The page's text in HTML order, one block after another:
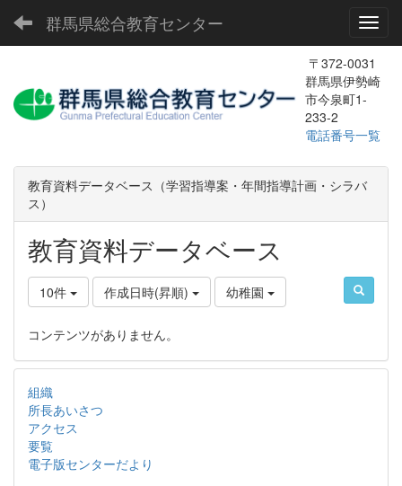
群馬県総合教育センター
〒372-0031
群馬県伊勢崎
市今泉町1-
233-2
電話番号一覧
教育資料データベース（学習指導案・年間指導計画・シラバ
ス）
教育資料データベース
10件 作成日時(昇順) 幼稚園
コンテンツがありません。
組織
所長あいさつ
アクセス
要覧
電子版センターだより